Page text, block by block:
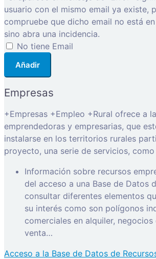
usuario con el mismo email ya existe,
compruebe que dicho email no está
sino abra una incidencia.
No tiene Email
Añadir
Empresas
+Empresas +Empleo +Rural ofrece a
emprendedoras y empresarias, que
instalarse en los territorios rurales
proyecto, una serie de servicios, como
Información sobre recursos
del acceso a una Base de Datos
consultar diferentes elementos
su interés como son polígonos
comerciales en alquiler,
venta…
Acceso a la Base de Datos de